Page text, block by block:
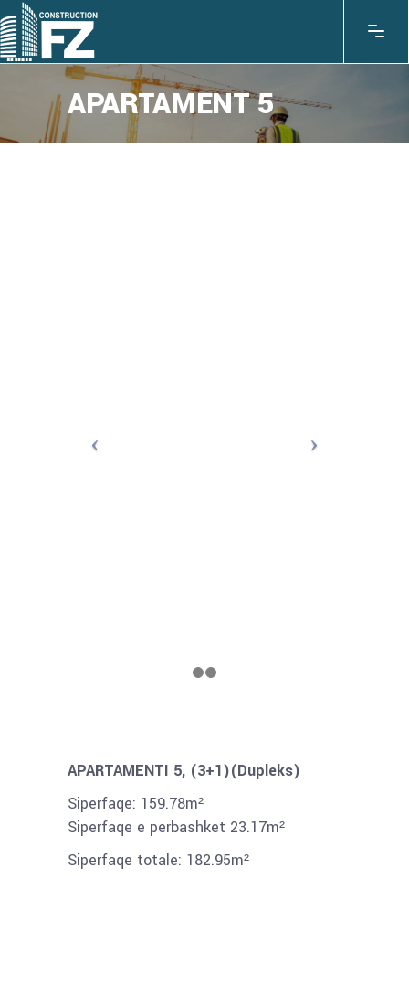
APARTAMENT 5
APARTAMENTI 5, (3+1)(Dupleks)
Siperfaqe: 159.78m²
Siperfaqe e perbashket 23.17m²
Siperfaqe totale: 182.95m²